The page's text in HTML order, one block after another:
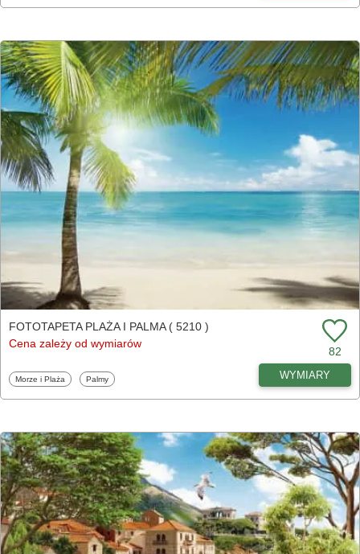
FOTOTAPETA PLAŻA I PALMA ( 5210 )
Cena zależy od wymiarów
82
Fototapety
Morze i Plaża Fototapety
Palmy WYMIARY